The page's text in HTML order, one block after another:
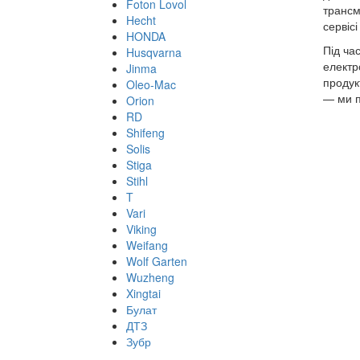
Foton Lovol
Hecht
HONDA
Husqvarna
Jinma
Oleo-Mac
Orion
RD
Shifeng
Solis
Stiga
Stihl
T
Vari
Viking
Weifang
Wolf Garten
Wuzheng
Xingtai
Булат
ДТЗ
Зубр
Під
— ми